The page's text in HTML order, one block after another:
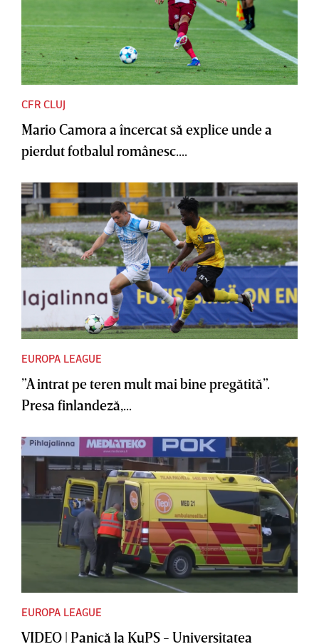
CFR CLUJ
Mario Camora a încercat să explice unde a
pierdut fotbalul românesc....
EUROPA LEAGUE
”A intrat pe teren mult mai bine pregătită”.
Presa finlandeză,...
EUROPA LEAGUE
VIDEO | Panică la KuPS - Universitatea